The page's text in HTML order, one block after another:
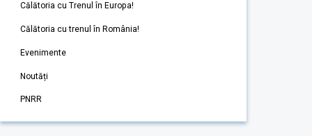
Călătoria cu Trenul în Europa!
Călătoria cu trenul în România!
Evenimente
Noutăți
PNRR